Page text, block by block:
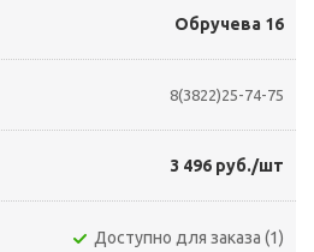
Обручева 16
8(3822)25-74-75
3 496 руб./шт
Доступно для заказа (1)